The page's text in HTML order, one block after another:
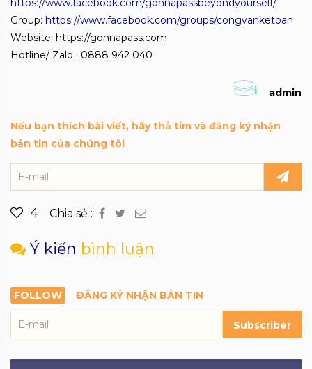
https://www.facebook.com/gonnapassbeyondyourself/
Group: https://www.facebook.com/groups/congvanketoan
Website: https://gonnapass.com
Hotline/ Zalo : 0888 942 040
admin
Nếu bạn thích bài viết, hãy thả tim và đăng ký nhận
bản tin của chúng tôi
4 Chia sẻ :
Ý kiến bình luận
FOLLOW ĐĂNG KÝ NHẬN BẢN TIN
Subscriber